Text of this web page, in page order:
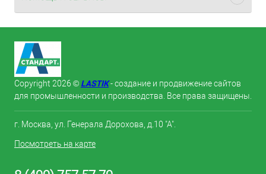
Copyright 2026 © LASTIK- создание и продвижение сайтов
для промышленности и производства. Все права защищены.
г. Москва, ул. Генерала Дорохова, д.10 "А".
Посмотреть на карте